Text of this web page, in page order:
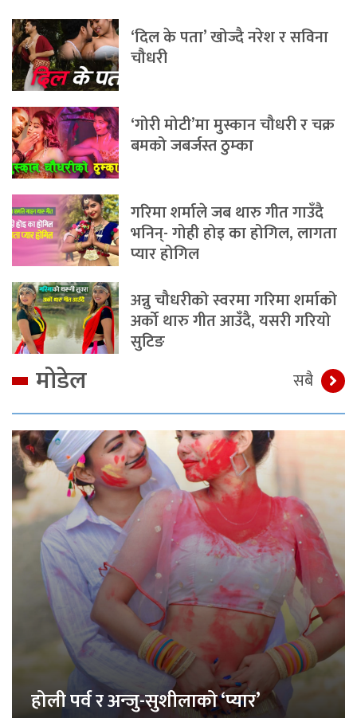
‘दिल के पता’ खोज्दै नरेश र सविना
चौधरी
‘गोरी मोटी’मा मुस्कान चौधरी र चक्र
बमको जबर्जस्त ठुम्का
गरिमा शर्माले जब थारु गीत गाउँदै
भनिन्- गोही होइ का होगिल, लागता
प्यार होगिल
अन्नु चौधरीको स्वरमा गरिमा शर्माको
अर्को थारु गीत आउँदै, यसरी गरियो
सुटिङ
मोडेल सबै
होली पर्व र अन्जु-सुशीलाको ‘प्यार’